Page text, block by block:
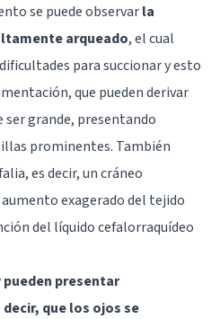
se puede observarla
arqueado, el cual
para succionar y esto
que pueden derivar
ser grande, presentando
prominentes. También
es decir, un cráneo
exagerado del tejido
del líquido cefalorraquídeo
presentar
que los ojos se